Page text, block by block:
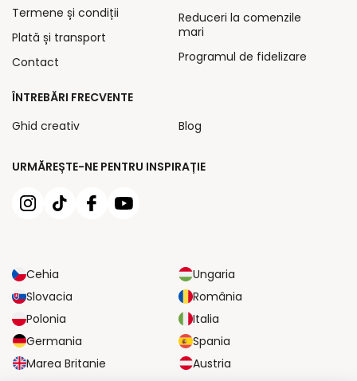
URMĂREȘTE-NE PENTRU INSPIRAȚIE
Cehia
Ungaria
Slovacia
România
Polonia
Italia
Germania
Spania
Marea Britanie
Austria
Termene și condiții
Plată și transport
Contact
Reduceri la comenzile
mari
Programul de fidelizare
ÎNTREBĂRI FRECVENTE
Ghid creativ
Blog